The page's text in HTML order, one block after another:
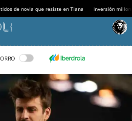
de novia que resiste en Tiana Inversión